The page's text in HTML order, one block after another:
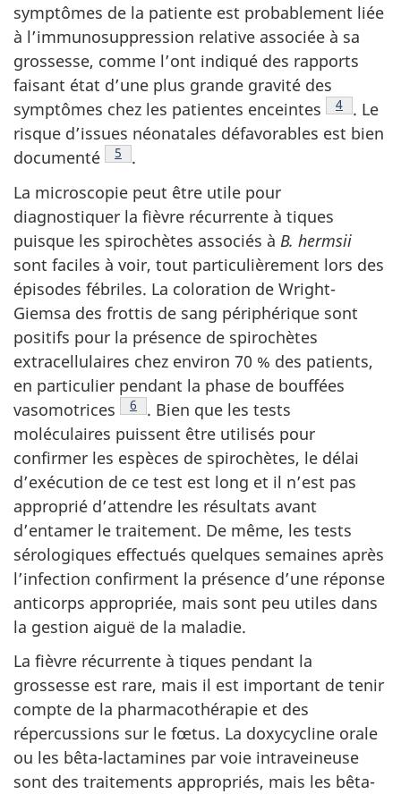
symptômes de la patiente est probablement liée
à l’immunosuppression relative associée à sa
grossesse, comme l’ont indiqué des rapports
faisant état d’une plus grande gravité des
symptômes chez les patientes enceintes Note de
4 . Le
risque d’issues néonatales défavorables est bien
documenté
Note de bas de page
5
.
La microscopie peut être utile pour
diagnostiquer la fièvre récurrente à tiques
puisque les spirochètes associés à B. hermsii
sont faciles à voir, tout particulièrement lors des
épisodes fébriles. La coloration de Wright-
Giemsa des frottis de sang périphérique sont
positifs pour la présence de spirochètes
extracellulaires chez environ 70 % des patients,
en particulier pendant la phase de bouffées
vasomotrices
Note de bas de page
6 . Bien que les tests
moléculaires puissent être utilisés pour
confirmer les espèces de spirochètes, le délai
d’exécution de ce test est long et il n’est pas
approprié d’attendre les résultats avant
d’entamer le traitement. De même, les tests
sérologiques effectués quelques semaines après
l’infection confirment la présence d’une réponse
anticorps appropriée, mais sont peu utiles dans
la gestion aiguë de la maladie.
La fièvre récurrente à tiques pendant la
grossesse est rare, mais il est important de tenir
compte de la pharmacothérapie et des
répercussions sur le fœtus. La doxycycline orale
ou les bêta-lactamines par voie intraveineuse
sont des traitements appropriés, mais les bêta-